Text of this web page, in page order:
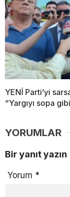
YENİ Parti’yi
“Yargıyı sopa
YORUMLAR
Bir yanıt yazın
Yorum *